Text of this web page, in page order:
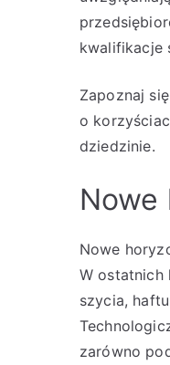
kwalifikacje
Zapoznaj
o
dziedzinie.
Nowe
W ostatnich
szycia,
zarówno